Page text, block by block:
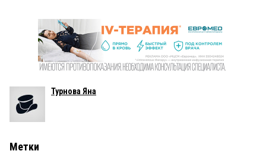
Турнова Яна
Метки